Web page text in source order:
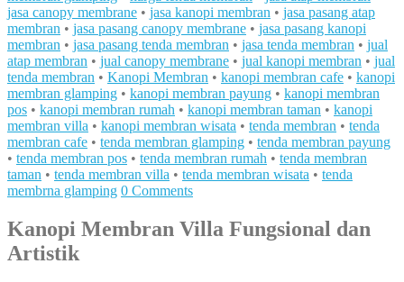
jasa canopy membrane • jasa kanopi membran • jasa pasang atap
membran • jasa pasang canopy membrane • jasa pasang kanopi
membran • jasa pasang tenda membran • jasa tenda membran • jual
atap membran • jual canopy membrane • jual kanopi membran • jual
tenda membran • Kanopi Membran • kanopi membran cafe • kanopi
membran glamping • kanopi membran payung • kanopi membran
pos • kanopi membran rumah • kanopi membran taman • kanopi
membran villa • kanopi membran wisata • tenda membran • tenda
membran cafe • tenda membran glamping • tenda membran payung
• tenda membran pos • tenda membran rumah • tenda membran
taman • tenda membran villa • tenda membran wisata • tenda
membrna glamping 0 Comments
Kanopi Membran Villa Fungsional dan
Artistik